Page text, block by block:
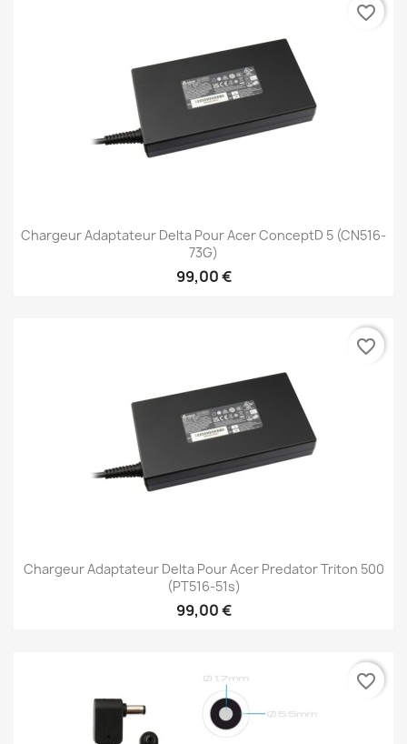
Chargeur Adaptateur Delta Pour Acer ConceptD 5 (CN516-
73G)
99,00 €
favorite_border
Chargeur Adaptateur Delta Pour Acer Predator Triton 500
(PT516-51s)
99,00 €
favorite_border
favorite_border